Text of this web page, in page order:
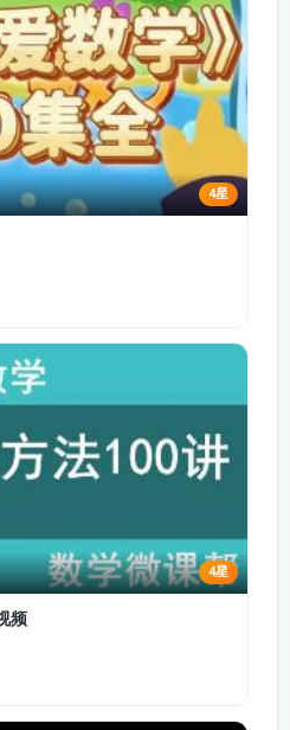
的种类和应用。
：了解金属在自然界中的
的冶炼方法，如热还原法、
的原理和实质。
物的转化：掌握铁的化学
化物、氢氧化物的性质和制
及应用：了解金属材料的
趋势。
因素
4星
4星
频